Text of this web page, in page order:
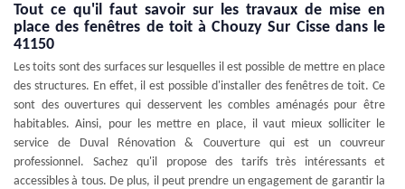
Tout ce qu'il faut savoir sur les travaux de mise en
place des fenêtres de toit à Chouzy Sur Cisse dans le
41150
Les toits sont des surfaces sur lesquelles il est possible de mettre en place
des structures. En effet, il est possible d'installer des fenêtres de toit. Ce
sont des ouvertures qui desservent les combles aménagés pour être
habitables. Ainsi, pour les mettre en place, il vaut mieux solliciter le
service de Duval Rénovation & Couverture qui est un couvreur
professionnel. Sachez qu'il propose des tarifs très intéressants et
accessibles à tous. De plus, il peut prendre un engagement de garantir la